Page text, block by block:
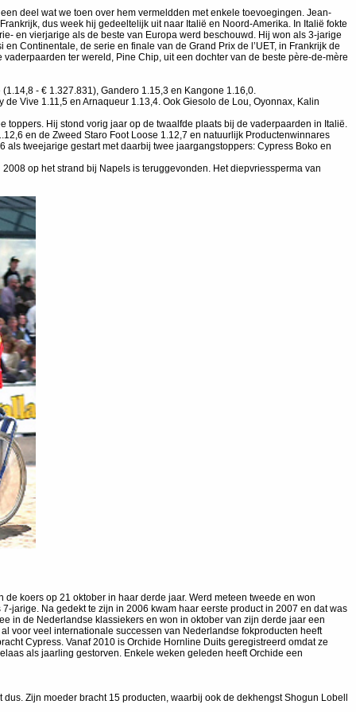
deel wat we toen over hem vermeldden met enkele toevoegingen. Jean-
dus week hij gedeeltelijk uit naar Italië en Noord-Amerika. In Italië fokte
en vierjarige als de beste van Europa werd beschouwd. Hij won als 3-jarige
Continentale, de serie en finale van de Grand Prix de l’UET, in Frankrijk de
ter wereld, Pine Chip, uit een dochter van de beste père-de-mère
- € 1.327.831), Gandero 1.15,3 en Kangone 1.16,0.
Vive 1.11,5 en Arnaqueur 1.13,4. Ook Giesolo de Lou, Oyonnax, Kalin
Hij stond vorig jaar op de twaalfde plaats bij de vaderpaarden in Italië.
en de Zweed Staro Foot Loose 1.12,7 en natuurlijk Productenwinnares
tweejarige gestart met daarbij twee jaargangstoppers: Cypress Boko en
op het strand bij Napels is teruggevonden. Het diepvriessperma van
koers op 21 oktober in haar derde jaar. Werd meteen tweede en won
jarige. Na gedekt te zijn in 2006 kwam haar eerste product in 2007 en dat was
in de Nederlandse klassiekers en won in oktober van zijn derde jaar een
voor veel internationale successen van Nederlandse fokproducten heeft
Cypress. Vanaf 2010 is Orchide Hornline Duits geregistreerd omdat ze
als jaarling gestorven. Enkele weken geleden heeft Orchide een
Zijn moeder bracht 15 producten, waarbij ook de dekhengst Shogun Lobell